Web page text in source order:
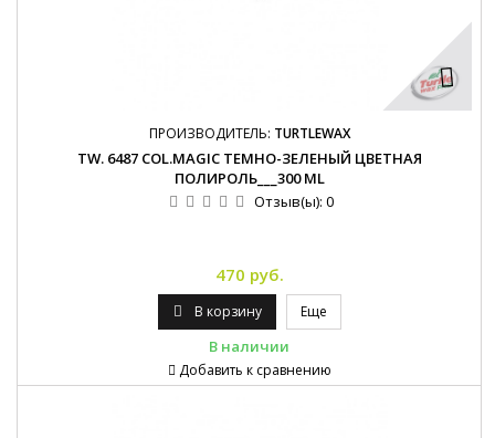
ПРОИЗВОДИТЕЛЬ: TURTLEWAX
TW. 6487 COL.MAGIC ТЕМНО-ЗЕЛЕНЫЙ ЦВЕТНАЯ
ПОЛИРОЛЬ___300 ML
Отзыв(ы): 0
470 руб.
В корзину Еще
В наличии
Добавить к сравнению